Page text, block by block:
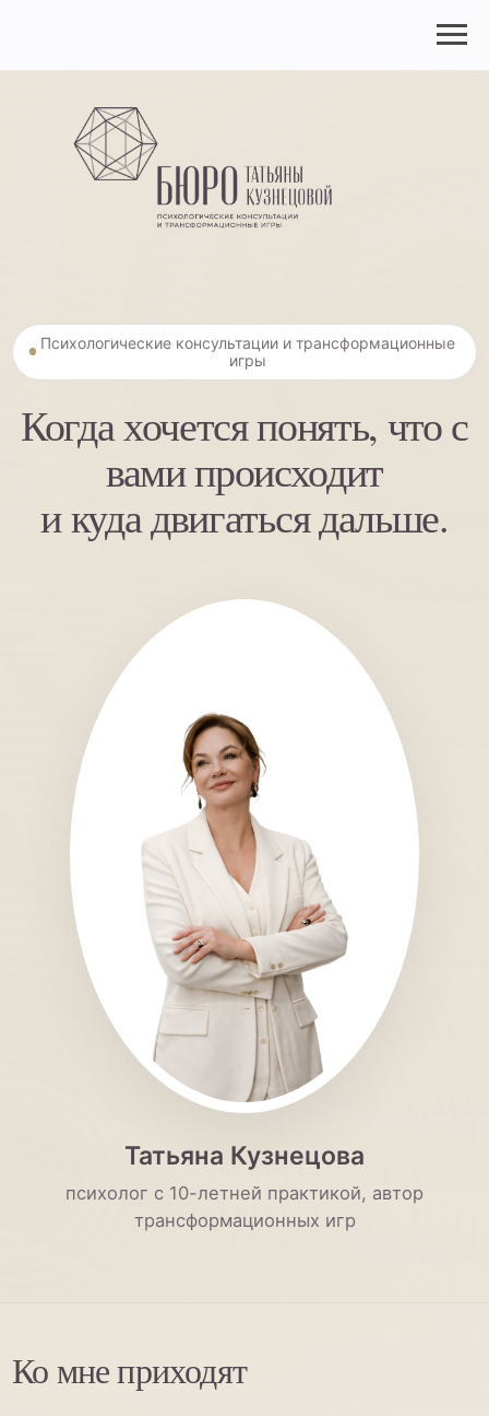
Психологические консультации и трансформационные
игры
Когда хочется понять, что с
вами происходит
и куда двигаться дальше.
Татьяна Кузнецова
психолог с 10-летней практикой, автор
трансформационных игр
Ко мне приходят